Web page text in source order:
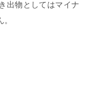
出物としてはマイナ